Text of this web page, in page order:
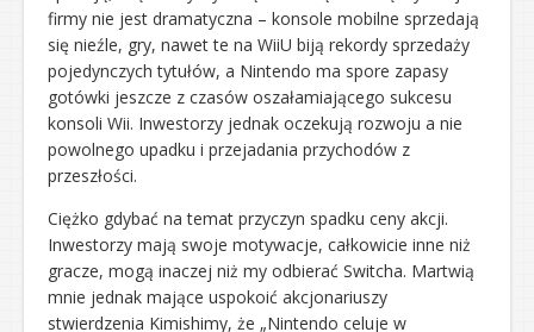
firmy nie jest dramatyczna – konsole mobilne sprzedają
się nieźle, gry, nawet te na WiiU biją rekordy sprzedaży
pojedynczych tytułów, a Nintendo ma spore zapasy
gotówki jeszcze z czasów oszałamiającego sukcesu
konsoli Wii. Inwestorzy jednak oczekują rozwoju a nie
powolnego upadku i przejadania przychodów z
przeszłości.
Ciężko gdybać na temat przyczyn spadku ceny akcji.
Inwestorzy mają swoje motywacje, całkowicie inne niż
gracze, mogą inaczej niż my odbierać Switcha. Martwią
mnie jednak mające uspokoić akcjonariuszy
stwierdzenia Kimishimy, że „Nintendo celuje w